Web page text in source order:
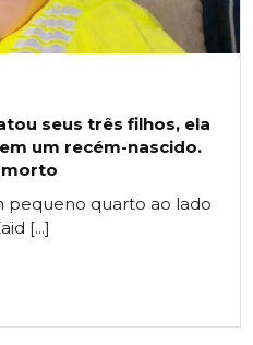
seus três filhos, ela
um recém-nascido.
morto
pequeno quarto ao lado
[...]